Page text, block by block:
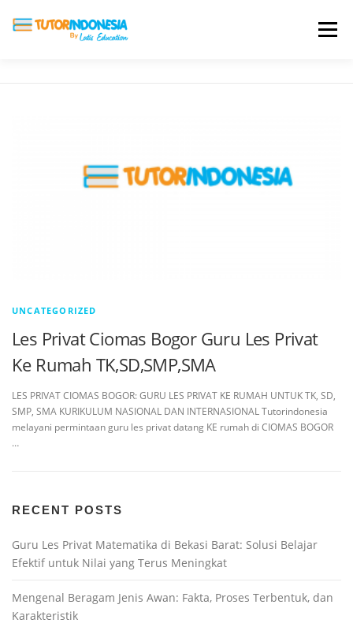
Menu
UNCATEGORIZED
Les Privat Ciomas Bogor Guru Les Privat
Ke Rumah TK,SD,SMP,SMA
LES PRIVAT CIOMAS BOGOR: GURU LES PRIVAT KE RUMAH UNTUK TK, SD,
SMP, SMA KURIKULUM NASIONAL DAN INTERNASIONAL Tutorindonesia
melayani permintaan guru les privat datang KE rumah di CIOMAS BOGOR
…
RECENT POSTS
Guru Les Privat Matematika di Bekasi Barat: Solusi Belajar
Efektif untuk Nilai yang Terus Meningkat
Mengenal Beragam Jenis Awan: Fakta, Proses Terbentuk, dan
Karakteristik